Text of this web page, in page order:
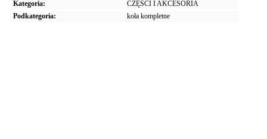
Kategoria:
CZĘŚCI I AKCESORIA
Podkategoria:
koła kompletne